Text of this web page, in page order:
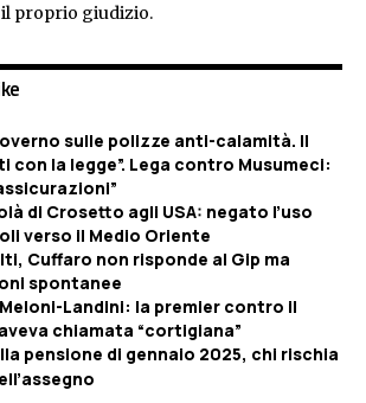
proprio giudizio.
sulle polizze anti-calamità. Il
con la legge”. Lega contro Musumeci:
di Crosetto agli USA: negato l’uso
verso il Medio Oriente
Cuffaro non risponde al Gip ma
spontanee
Landini: la premier contro il
chiamata “cortigiana”
pensione di gennaio 2025, chi rischia